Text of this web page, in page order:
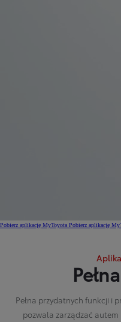
Pobierz aplikację MyToyota Pobierz aplikację
Pełna przydatnych funkcji i
pozwala zarządzać